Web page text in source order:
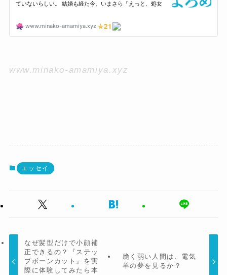
www.minako-amamiya.xyz
エッセイ
なぜ髪型だけで小顔補
正できるの？『ステッ
プボーンカット』を実
際に体験してみたら本
脆く弱い人間は、電気
羊の夢を見るか？